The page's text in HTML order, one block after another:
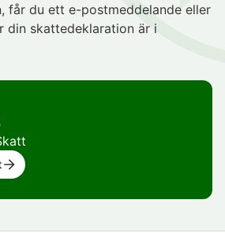
får du ett e-postmeddelande eller
din skattedeklaration är i